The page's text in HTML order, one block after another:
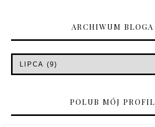
ARCHIWUM BLOGA
POLUB MÓJ PROFIL